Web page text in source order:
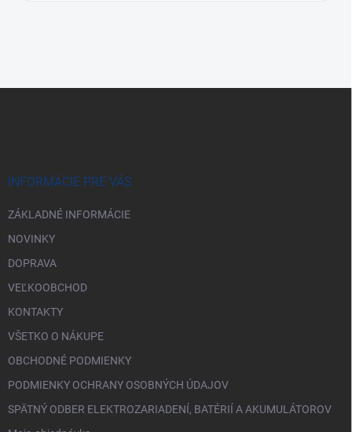
INFORMÁCIE PRE VÁS
ZÁKLADNÉ INFORMÁCIE
NOVINKY
DOPRAVA
VEĽKOOBCHOD
KONTAKTY
VŠETKO O NÁKUPE
OBCHODNÉ PODMIENKY
PODMIENKY OCHRANY OSOBNÝCH ÚDAJOV
SPÄTNÝ ODBER ELEKTROZARIADENÍ, BATÉRIÍ A AKUMULÁTOROV